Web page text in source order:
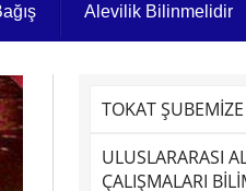
Alevilik Bilinmelidir
TOKAT
ULUSLARARASI
ÇALIŞMALARI